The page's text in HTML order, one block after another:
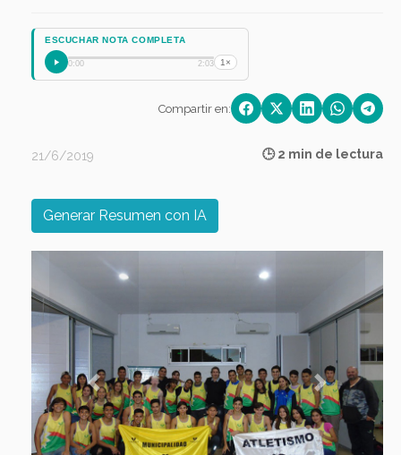
ESCUCHAR NOTA COMPLETA
0:00 2:03 1×
Compartir en:
21/6/2019 🕒 2 min de lectura
Generar Resumen con IA
Previous Next